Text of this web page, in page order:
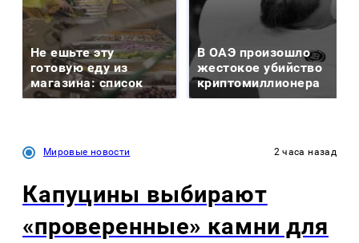
Не ешьте эту
готовую еду из
магазина: список
В ОАЭ произошло
жестокое убийство
криптомиллионера
Мировые новости 2 часа назад
Капуцины выбирают
«проверенные» камни для